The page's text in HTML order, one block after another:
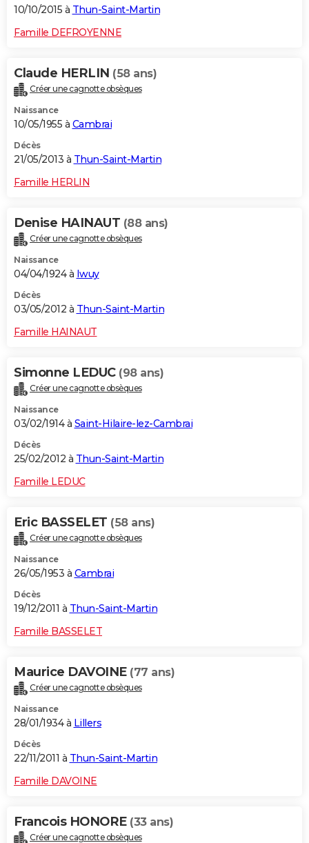
10/10/2015 à Thun-Saint-Martin
Famille DEFROYENNE
Claude HERLIN (58 ans)
Créer une cagnotte obsèques
Naissance
10/05/1955 à Cambrai
Décès
21/05/2013 à Thun-Saint-Martin
Famille HERLIN
Denise HAINAUT (88 ans)
Créer une cagnotte obsèques
Naissance
04/04/1924 à Iwuy
Décès
03/05/2012 à Thun-Saint-Martin
Famille HAINAUT
Simonne LEDUC (98 ans)
Créer une cagnotte obsèques
Naissance
03/02/1914 à Saint-Hilaire-lez-Cambrai
Décès
25/02/2012 à Thun-Saint-Martin
Famille LEDUC
Eric BASSELET (58 ans)
Créer une cagnotte obsèques
Naissance
26/05/1953 à Cambrai
Décès
19/12/2011 à Thun-Saint-Martin
Famille BASSELET
Maurice DAVOINE (77 ans)
Créer une cagnotte obsèques
Naissance
28/01/1934 à Lillers
Décès
22/11/2011 à Thun-Saint-Martin
Famille DAVOINE
Francois HONORE (33 ans)
Créer une cagnotte obsèques